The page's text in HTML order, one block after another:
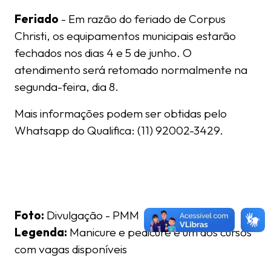
Feriado - Em razão do feriado de Corpus
Christi, os equipamentos municipais estarão
fechados nos dias 4 e 5 de junho. O
atendimento será retomado normalmente na
segunda-feira, dia 8.
Mais informações podem ser obtidas pelo
Whatsapp do Qualifica: (11) 92002-3429.
Foto: Divulgação - PMM
Legenda: Manicure e pedicure é um dos cursos
com vagas disponíveis